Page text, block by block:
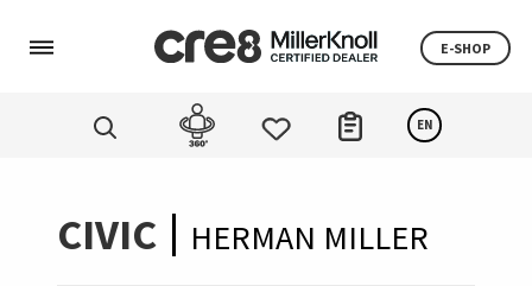
E-SHOP
EN
CIVIC HERMAN MILLER